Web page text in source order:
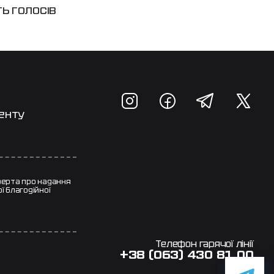
ГОЛОСІВ
про надання
благодійної
Телефон гарячої лінії
+38 (063) 430 81 00